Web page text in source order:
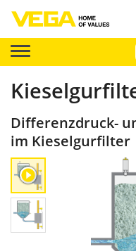
Differenzdruck-
im Kieselgurfilter